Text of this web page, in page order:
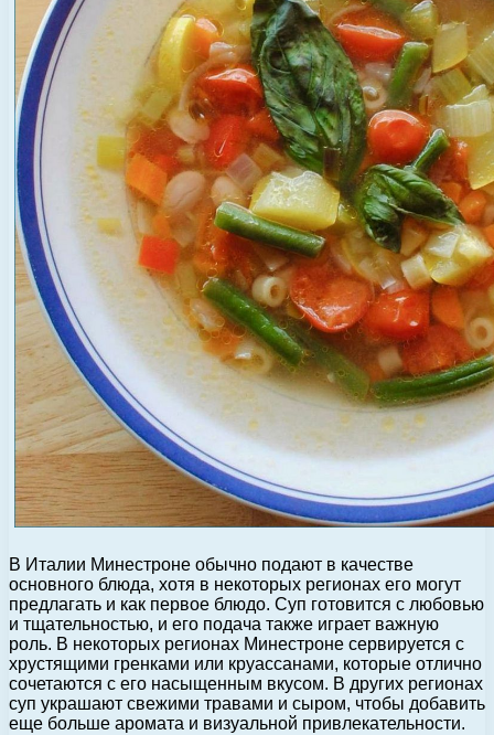
В Италии Минестроне обычно подают в качестве
основного блюда, хотя в некоторых регионах его могут
предлагать и как первое блюдо. Суп готовится с любовью
и тщательностью, и его подача также играет важную
роль. В некоторых регионах Минестроне сервируется с
хрустящими гренками или круассанами, которые отлично
сочетаются с его насыщенным вкусом. В других регионах
суп украшают свежими травами и сыром, чтобы добавить
еще больше аромата и визуальной привлекательности.